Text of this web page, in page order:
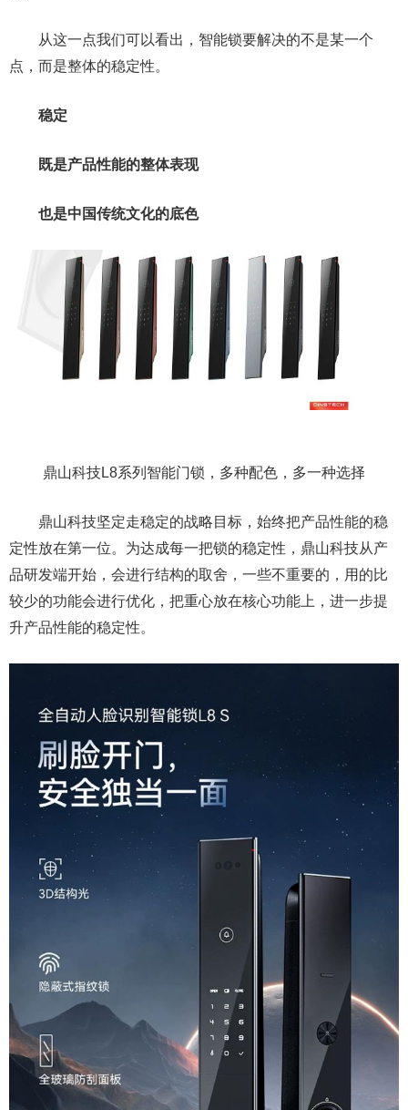
从这一点我们可以看出，智能锁要解决的不是某一个
点，而是整体的稳定性。
稳定
既是产品性能的整体表现
也是中国传统文化的底色
鼎山科技L8系列智能门锁，多种配色，多一种选择
鼎山科技坚定走稳定的战略目标，始终把产品性能的稳
定性放在第一位。为达成每一把锁的稳定性，鼎山科技从产
品研发端开始，会进行结构的取舍，一些不重要的，用的比
较少的功能会进行优化，把重心放在核心功能上，进一步提
升产品性能的稳定性。